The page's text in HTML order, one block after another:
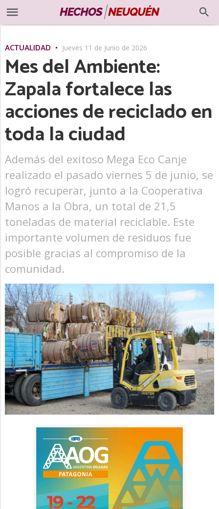
ACTUALIDAD Jueves 11 de Junio de 2026
Mes del Ambiente:
Zapala fortalece las
acciones de reciclado en
toda la ciudad
Además del exitoso Mega Eco Canje
realizado el pasado viernes 5 de junio, se
logró recuperar, junto a la Cooperativa
Manos a la Obra, un total de 21,5
toneladas de material reciclable. Este
importante volumen de residuos fue
posible gracias al compromiso de la
comunidad.